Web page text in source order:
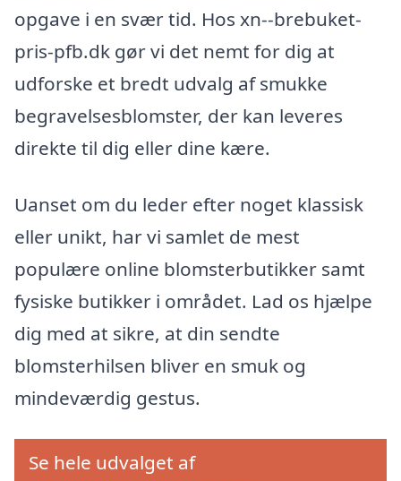
opgave i en svær tid. Hos xn--brebuket-
pris-pfb.dk gør vi det nemt for dig at
udforske et bredt udvalg af smukke
begravelsesblomster, der kan leveres
direkte til dig eller dine kære.
Uanset om du leder efter noget klassisk
eller unikt, har vi samlet de mest
populære online blomsterbutikker samt
fysiske butikker i området. Lad os hjælpe
dig med at sikre, at din sendte
blomsterhilsen bliver en smuk og
mindeværdig gestus.
Se hele udvalget af